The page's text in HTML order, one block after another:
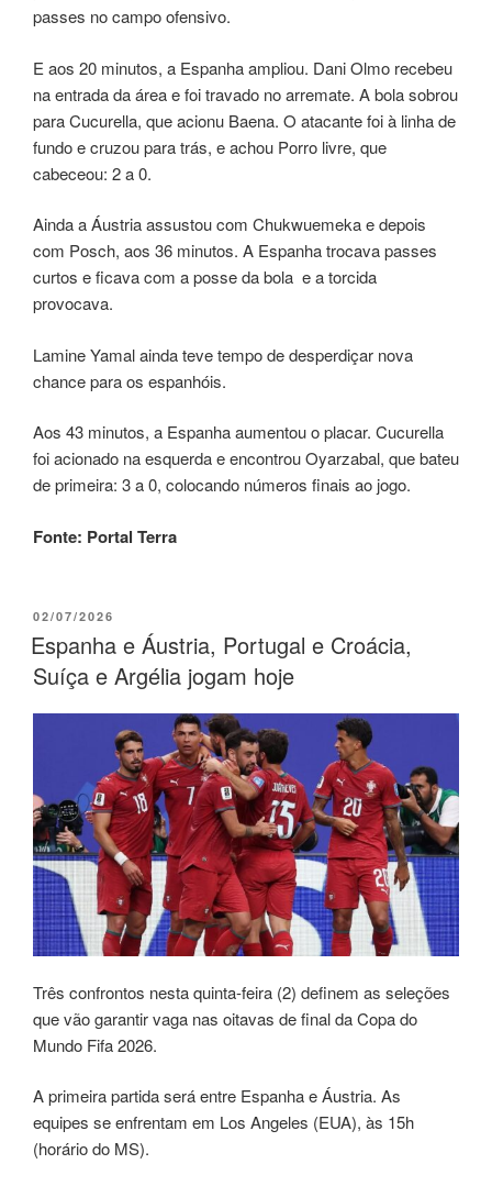
passes no campo ofensivo.
E aos 20 minutos, a Espanha ampliou. Dani Olmo recebeu
na entrada da área e foi travado no arremate. A bola sobrou
para Cucurella, que acionu Baena. O atacante foi à linha de
fundo e cruzou para trás, e achou Porro livre, que
cabeceou: 2 a 0.
Ainda a Áustria assustou com Chukwuemeka e depois
com Posch, aos 36 minutos. A Espanha trocava passes
curtos e ficava com a posse da bola e a torcida
provocava.
Lamine Yamal ainda teve tempo de desperdiçar nova
chance para os espanhóis.
Aos 43 minutos, a Espanha aumentou o placar. Cucurella
foi acionado na esquerda e encontrou Oyarzabal, que bateu
de primeira: 3 a 0, colocando números finais ao jogo.
Fonte: Portal Terra
02/07/2026
Espanha e Áustria, Portugal e Croácia,
Suíça e Argélia jogam hoje
Três confrontos nesta quinta-feira (2) definem as seleções
que vão garantir vaga nas oitavas de final da Copa do
Mundo Fifa 2026.
A primeira partida será entre Espanha e Áustria. As
equipes se enfrentam em Los Angeles (EUA), às 15h
(horário do MS).